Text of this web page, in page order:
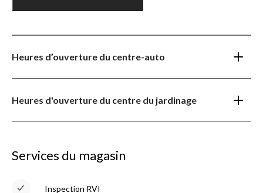
Heures d’ouverture du centre-auto
Heures d'ouverture du centre du jardinage
Services du magasin
Inspection RVI